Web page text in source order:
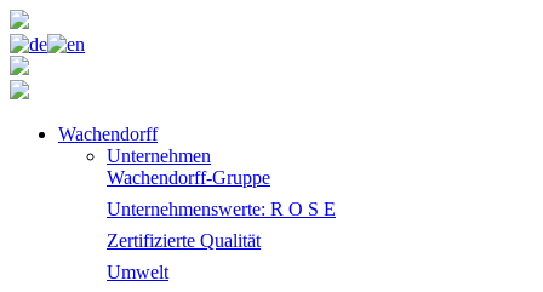
Wachendorff
Unternehmen
Wachendorff-Gruppe
Unternehmenswerte: R O S E
Zertifizierte Qualität
Umwelt